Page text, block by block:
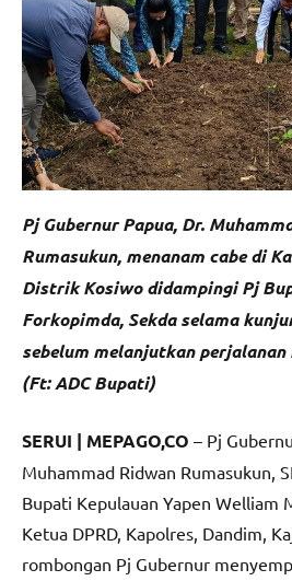
Pj Gubernur Papua, Dr.
Rumasukun, menanam cabe di
Distrik Kosiwo didampingi Pj
Forkopimda, Sekda selama
sebelum melanjutkan perjalanan
(Ft: ADC Bupati)
SERUI | MEPAGO,CO – Pj
Muhammad Ridwan Rumasukun,
Bupati Kepulauan Yapen Welliam
Ketua DPRD, Kapolres, Dandim,
rombongan Pj Gubernur